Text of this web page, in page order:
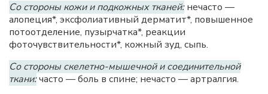
Со стороны кожи и подкожных тканей:нечасто —
алопеция*, эксфолиативный дерматит*, повышенное
потоотделение, пузырчатка*, реакции
фоточувствительности*, кожный зуд, сыпь.
Со стороны скелетно-мышечной и соединительной
ткани:часто — боль в спине; нечасто — артралгия.